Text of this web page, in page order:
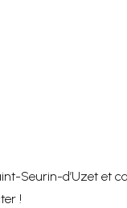
Seurin-d’Uzet et
!